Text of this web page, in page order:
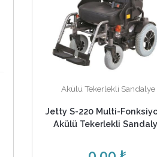
Akülü Tekerlekli Sandalye
Jetty S-220 Multi-
Akülü Tekerlekli